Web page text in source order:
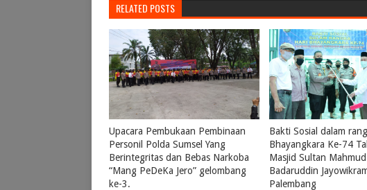
RELATED POSTS
Upacara Pembukaan Pembinaan
Personil Polda Sumsel Yang
Berintegritas dan Bebas Narkoba
“Mang PeDeKa Jero” gelombang
ke-3.
Bakti Sosial dalam
Bhayangkara Ke-74
Masjid Sultan Mahmud
Badaruddin
Palembang